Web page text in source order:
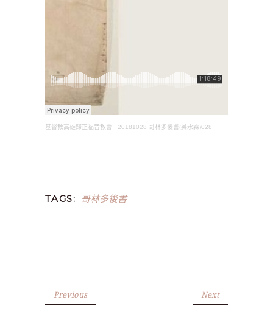
基督教高雄歸正福音教會 · 20181028 哥林多後書(吳永霖)028
TAGS: 哥林多後書
Previous Next